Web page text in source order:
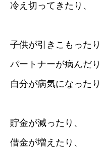
冷え切ってきたり、
子供が引きこもったり
パートナーが病んだり
自分が病気になったり
貯金が減ったり、
借金が増えたり、